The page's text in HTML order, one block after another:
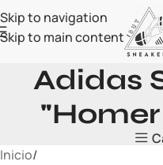
Skip to navigation
Skip to main content
Adidas
Inicio